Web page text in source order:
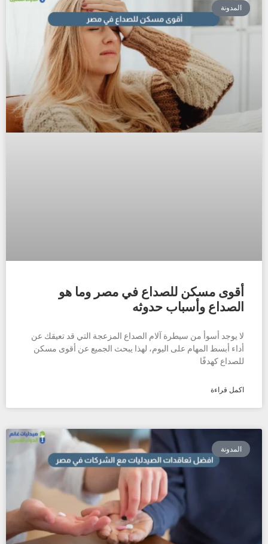
المدونة
أقوى مسكن للصداع في مصر وما هو
الصداع وأسباب حدوثه
لا يوجد أسوأ من سيطرة آلام الصداع المزعجة التي قد تعيقك عن
أداء أبسط المهام على اليوم، لهذا يبحث الجميع عن أقوى مسكن
للصداع كهدفًا
اكمل قراءة
المدونة